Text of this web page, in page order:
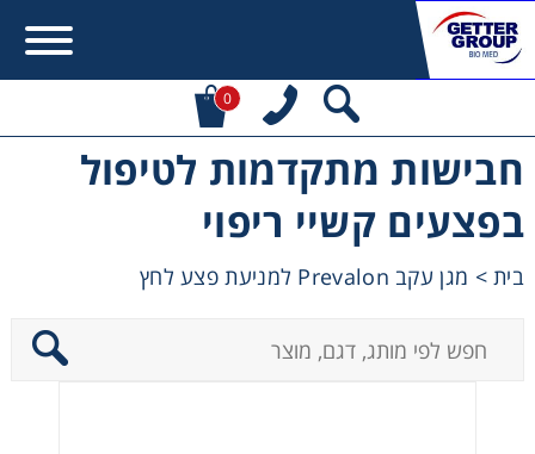
0
חבישות מתקדמות לטיפול
בפצעים קשיי ריפוי
בית> מגן עקב Prevalon למניעת פצע לחץ
Error:Contact form not found.
מעונין לקבל הצעת מחיר או מידע עבור: